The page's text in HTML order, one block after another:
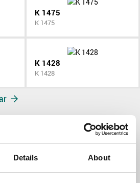
Details About
K 1475
K 1475
K 1428
K 1428